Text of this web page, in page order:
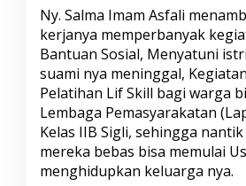
i
a
r
a
T
i
u
r
,
Ny. Salma Imam Asfali
kerjanya memperbanyak
Bantuan Sosial, Menyatuni
suami nya meninggal,
Pelatihan Lif Skill bagi warga
Lembaga Pemasyarakatan
Kelas IIB Sigli, sehingga
mereka bebas bisa memulai
menghidupkan keluarga nya.